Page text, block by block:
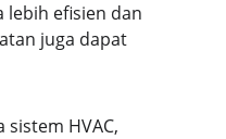
lebih efisien dan
juga dapat
HVAC,